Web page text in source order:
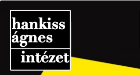
a
navigációhoz
a
tartalomba